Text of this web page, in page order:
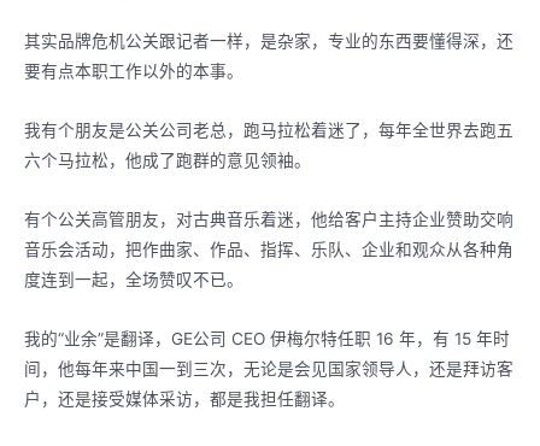
其实品牌危机公关跟记者一样，是杂家，专业的东西要懂得深，还
要有点本职工作以外的本事。
我有个朋友是公关公司老总，跑马拉松着迷了，每年全世界去跑五
六个马拉松，他成了跑群的意见领袖。
有个公关高管朋友，对古典音乐着迷，他给客户主持企业赞助交响
音乐会活动，把作曲家、作品、指挥、乐队、企业和观众从各种角
度连到一起，全场赞叹不已。
我的“业余”是翻译，GE公司 CEO 伊梅尔特任职 16 年，有 15 年时
间，他每年来中国一到三次，无论是会见国家领导人，还是拜访客
户，还是接受媒体采访，都是我担任翻译。